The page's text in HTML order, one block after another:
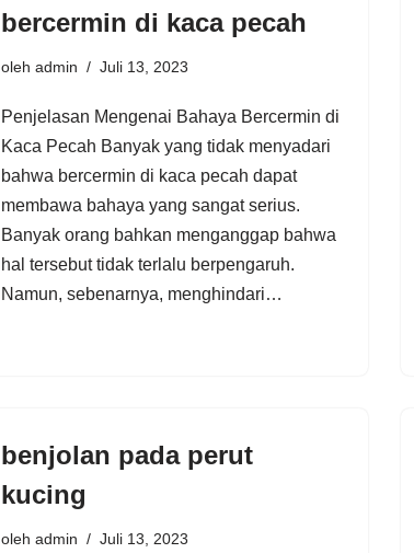
bercermin di kaca pecah
oleh admin Juli 13, 2023
Penjelasan Mengenai Bahaya Bercermin di
Kaca Pecah Banyak yang tidak menyadari
bahwa bercermin di kaca pecah dapat
membawa bahaya yang sangat serius.
Banyak orang bahkan menganggap bahwa
hal tersebut tidak terlalu berpengaruh.
Namun, sebenarnya, menghindari…
benjolan pada perut
kucing
oleh admin Juli 13, 2023